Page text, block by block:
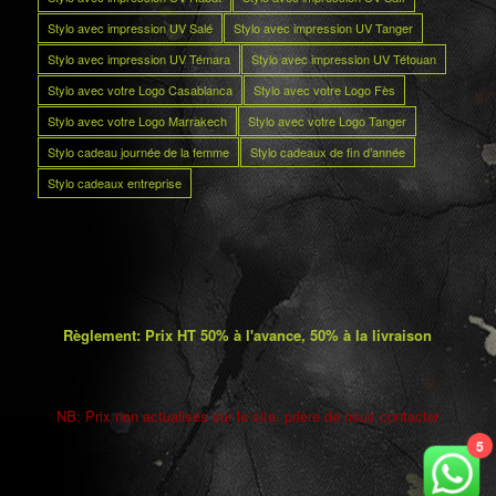
Stylo avec impression UV Salé
Stylo avec impression UV Tanger
Stylo avec impression UV Témara
Stylo avec impression UV Tétouan
Stylo avec votre Logo Casablanca
Stylo avec votre Logo Fès
Stylo avec votre Logo Marrakech
Stylo avec votre Logo Tanger
Stylo cadeau journée de la femme
Stylo cadeaux de fin d’année
Stylo cadeaux entreprise
Règlement: Prix HT 50% à l'avance, 50% à la livraison
NB: Prix non actualisés sur le site. prière de nous contacter
5